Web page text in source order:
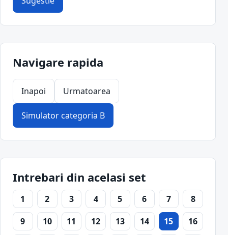
Navigare rapida
Inapoi Urmatoarea
Simulator categoria B
Intrebari din acelasi set
1 2 3 4 5 6 7
8
9
10 11 12 13 14 15
16